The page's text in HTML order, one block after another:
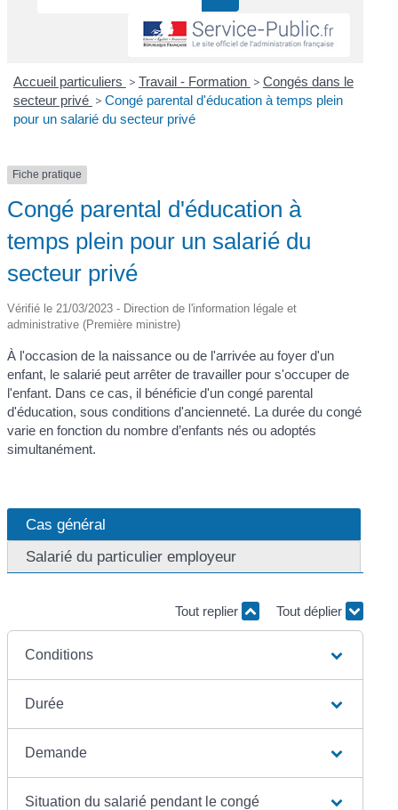
Accueil particuliers > Travail - Formation > Congés dans le
secteur privé > Congé parental d'éducation à temps plein
pour un salarié du secteur privé
Fiche pratique
Congé parental d'éducation à
temps plein pour un salarié du
secteur privé
Vérifié le 21/03/2023 - Direction de l'information légale et
administrative (Première ministre)
À l'occasion de la naissance ou de l'arrivée au foyer d'un
enfant, le salarié peut arrêter de travailler pour s'occuper de
l'enfant. Dans ce cas, il bénéficie d'un congé parental
d'éducation, sous conditions d'ancienneté. La durée du congé
varie en fonction du nombre d’enfants nés ou adoptés
simultanément.
Cas général
Salarié du particulier employeur
Tout replier Tout déplier
Conditions
Durée
Demande
Situation du salarié pendant le congé